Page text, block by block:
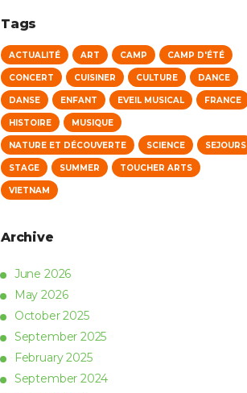
Tags
ACTUALITÉ ART CAMP CAMP D'ÉTÉ
CONCERT CUISINER CULTURE DANCE
DANSE ENFANT EVEIL MUSICAL FRANCE
HISTOIRE MUSIQUE
NATURE ET DÉCOUVERTE SCIENCE SEJOURS
STAGE SUMMER TOUCHER ARTS
VIETNAM
Archive
June 2026
May2026
October2025
September 2025
February2025
September 2024